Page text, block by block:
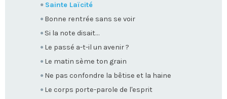
Sainte Laïcité
Bonne rentrée sans se voir
Si la note disait…
Le passé a-t-il un avenir ?
Le matin sème ton grain
Ne pas confondre la bêtise et la haine
Le corps porte-parole de l'esprit